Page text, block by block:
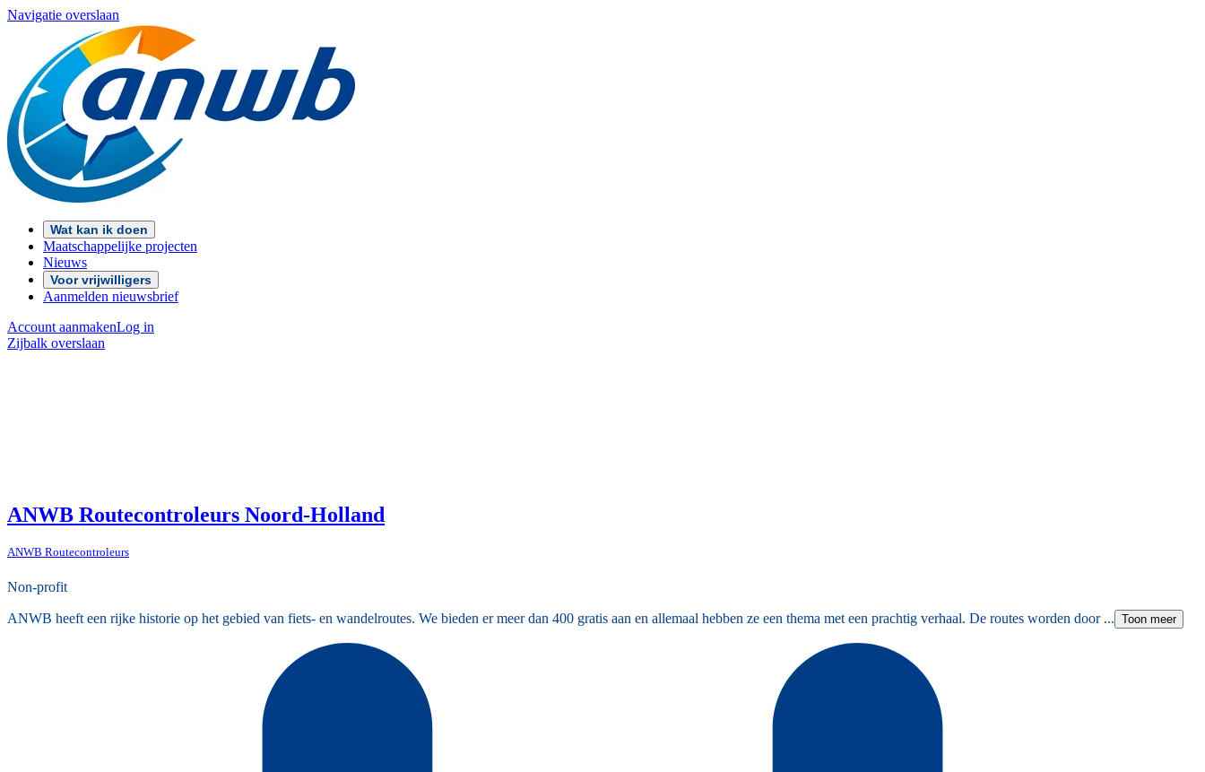
Navigatie overslaan
Wat kan ik doen
Maatschappelijke projecten
Nieuws
Voor vrijwilligers
Aanmelden nieuwsbrief
Account aanmakenLog in
Zijbalk overslaan
ANWB Routecontroleurs Noord-Holland
ANWB Routecontroleurs
Non-profit
ANWB heeft een rijke historie op het gebied van fiets- en wandelroutes. We bieden er meer dan 400 gratis aan en allemaal hebben ze een thema met een prachtig verhaal. De routes worden door ... Toon meer